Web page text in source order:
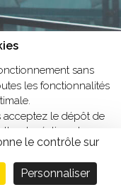
sans
les fonctionnalités
acceptez le dépôt de
de réaliser des
accepter
le contrôle sur
Personnaliser